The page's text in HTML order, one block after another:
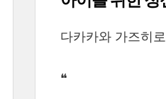
다카카와 가즈히
❝